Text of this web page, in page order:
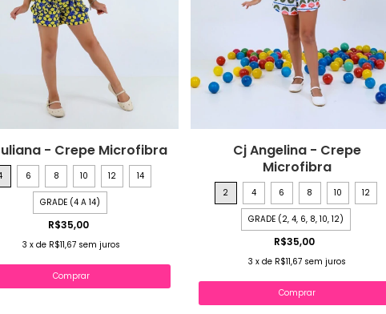
- Crepe Microfibra
6 8 10 12 14
GRADE (4 A 14)
R$35,00
3 xde R$11,67 sem juros
Comprar
Cj Angelina - Crepe
Microfibra
2 4 6 8 10 12
GRADE (2, 4, 6, 8, 10, 12)
R$35,00
3 x de R$11,67 sem juros
Comprar